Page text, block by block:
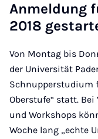
An­mel­dung
2018
Von Montag bis
der Universität
Schnupperstudium
Oberstufe“ statt.
und Workshops
Woche lang „echte